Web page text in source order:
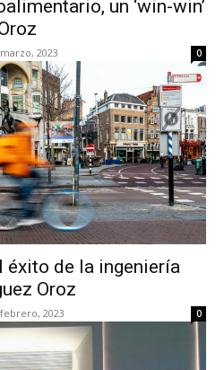
un ‘win-win’
2023 0
éxito de la ingeniería
Oroz
2023 0